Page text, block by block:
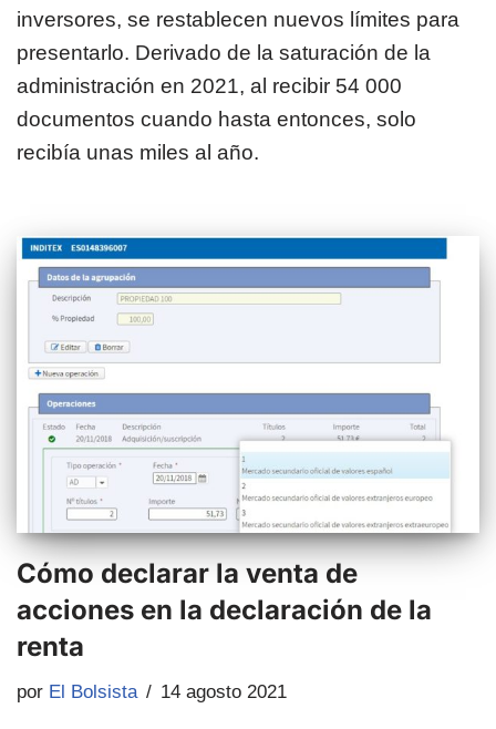
inversores, se restablecen nuevos límites para
presentarlo. Derivado de la saturación de la
administración en 2021, al recibir 54 000
documentos cuando hasta entonces, solo
recibía unas miles al año.
Cómo declarar la venta de
acciones en la declaración de la
renta
por El Bolsista 14 agosto 2021